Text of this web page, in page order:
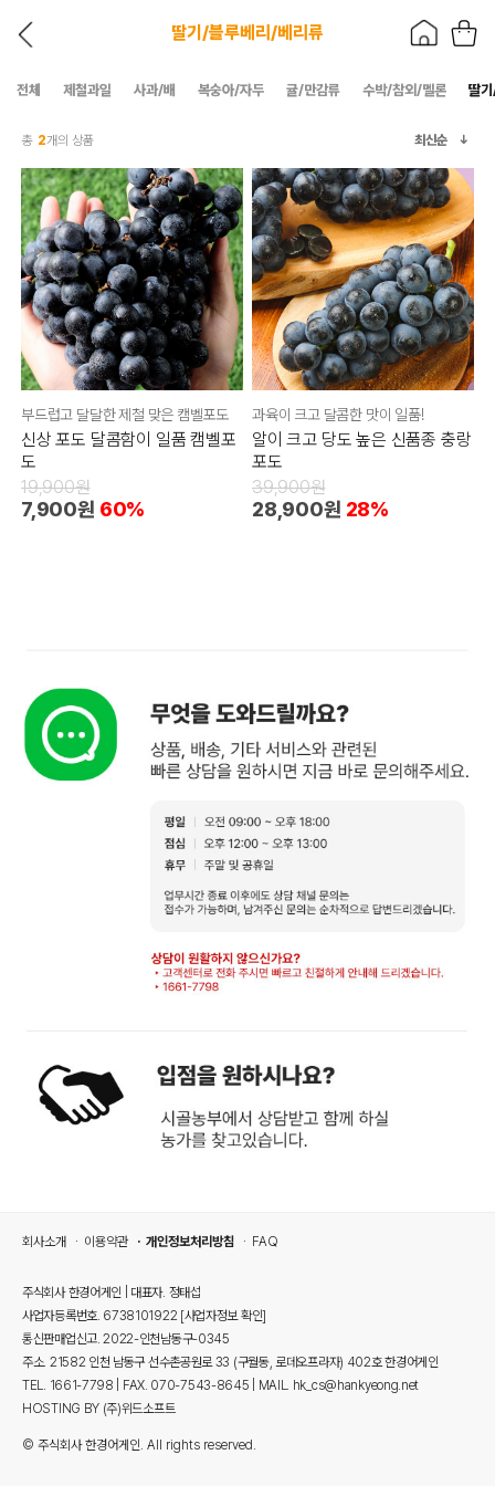
딸기/블루베리/베리류
전체 제철과일 사과/배 복숭아/자두 귤/만감류 수박/참외/멜론 딸
총 2개의 상품 최신순
부드럽고 달달한 제철 맞은 캠벨포도
신상 포도 달콤함이 일품 캠벨포
도
19,900원
7,900원 60%
과육이 크고 달콤한 맛이 일품!
알이 크고 당도 높은 신품종 충랑
포도
39,900원
28,900원 28%
회사소개 이용약관 개인정보처리방침 FAQ
주식회사 한경어게인 | 대표자. 정태섭
사업자등록번호. 6738101922 [사업자정보 확인]
통신판매업신고. 2022-인천남동구-0345
주소. 21582 인천 남동구 선수촌공원로 33 (구월동, 로데오프라자) 402호 한경어게인
TEL. 1661-7798 | FAX. 070-7543-8645 | MAIL. hk_cs@hankyeong.net
HOSTING BY (주)위드소프트
© 주식회사 한경어게인. All rights reserved.